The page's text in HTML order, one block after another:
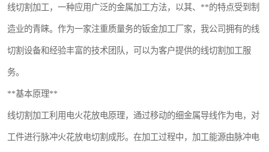
线切割加工，一种应用广泛的金属加工方法，以其、**的特点受到制
造业的青睐。作为一家注重质量务的钣金加工厂家，我公司拥有的线
切割设备和经验丰富的技术团队，可以为客户提供的线切割加工服
务。
**基本原理**
线切割加工利用电火花放电原理，通过移动的细金属导线作为电，对
工件进行脉冲火花放电切割成形。在加工过程中，加工能源由脉冲电
激光切割钣金加工